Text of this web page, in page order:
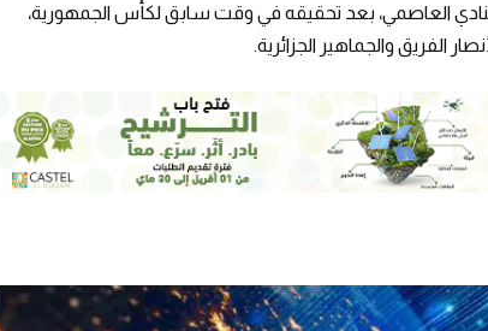
للنادي العاصمي، بعد تحقيقه في وقت سابق لكأس الجمهورية،
الفريق والجماهير الجزائرية.